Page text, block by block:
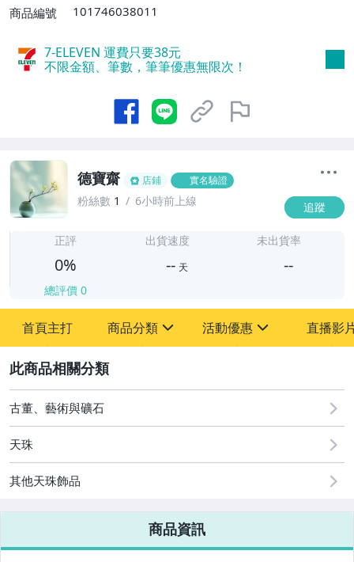
商品編號
101746038011
7-ELEVEN 運費只要38元
不限金額、筆數，筆筆優惠無限次！
德寶齋 店鋪 實名驗證
粉絲數 1 6小時前上線 追蹤
-
正評
0%
總評價 0
出貨速度
-- 天
未出貨率
--
首頁主打 商品分類
其它
活動優惠
[全店] 追蹤本賣場立減60元【粉絲轉享】
直播影
古董、藝術與礦石
天珠
其他天珠飾品
商品資訊